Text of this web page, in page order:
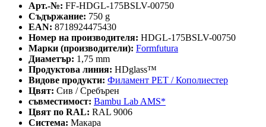
Арт.-№: FF-HDGL-175BSLV-00750
Съдържание: 750 g
EAN: 8718924475430
Номер на производителя: HDGL-175BSLV-00750
Марки (производители): Formfutura
Диаметър: 1,75 mm
Продуктова линия: HDglass™
Видове продукти: Филамент PET / Кополиестер
Цвят: Сив / Сребърен
съвместимост: Bambu Lab AMS*
Цвят по RAL: RAL 9006
Система: Макара